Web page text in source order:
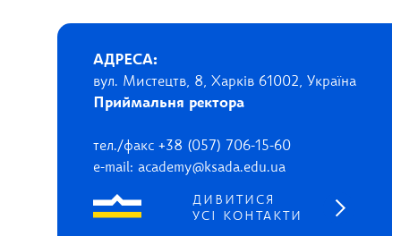
АДРЕСА:
вул. Мистецтв, 8, Харків 61002, Україна
Приймальня ректора
тел./факс +38 (057) 706-15-60
e-mail: academy@ksada.edu.ua
ДИВИТИСЯ
УСІ КОНТАКТИ